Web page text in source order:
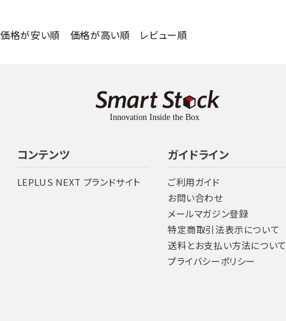
価格が安い順 価格が高い順 レビュー順
コンテンツ
LEPLUS NEXT ブランドサイト
ガイドライン
ご利用ガイド
お問い合わせ
メールマガジン登録
特定商取引法表示について
送料とお支払い方法について
プライバシーポリシー